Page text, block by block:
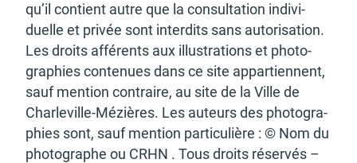
Demande d'occupation
de l'espace public
ACCEO - Accessibilité
des guichets municipaux
pour sourds et
malentendants
qu’il contient autre que la consul­ta­tion indi­vi­
duelle et privée sont inter­dits sans auto­ri­sa­tion.
Les droits affé­rents aux illus­tra­tions et photo­
gra­phies conte­nues dans ce site appar­tiennent,
sauf mention contraire, au site de la Ville de
Char­le­ville-Mézières. Les auteurs des photo­gra­
phies sont, sauf mention parti­cu­lière : © Nom du
photo­graphe ou CRHN . Tous droits réser­vés –